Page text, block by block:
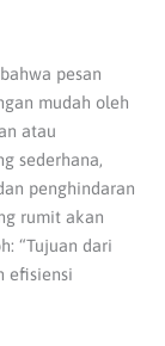
pesan
mudah oleh
atau
sederhana,
penghindaran
rumit akan
“Tujuan dari
efisiensi